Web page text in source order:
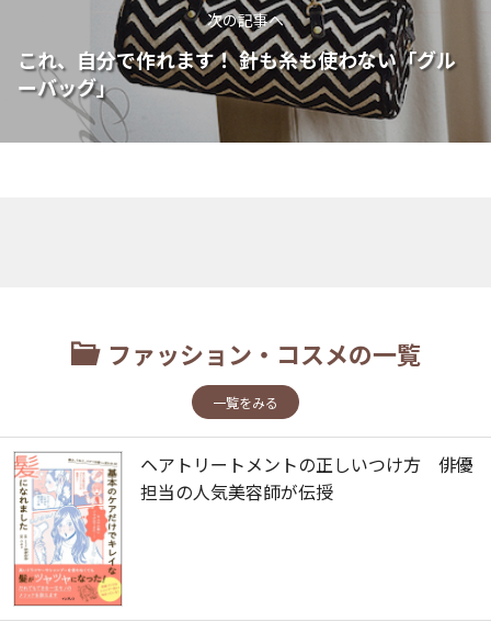
次の記事へ
これ、自分で作れます！ 針も糸も使わない「グル
ーバッグ」
ファッション・コスメの一覧
一覧をみる
ヘアトリートメントの正しいつけ方 俳優
担当の人気美容師が伝授